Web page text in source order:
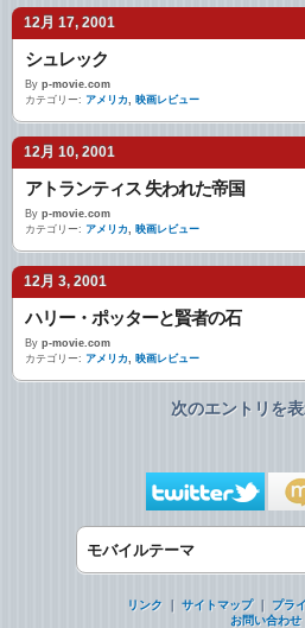
12月 17, 2001
シュレック
By p-movie.com
カテゴリー: アメリカ, 映画レビュー
12月 10, 2001
アトランティス 失われた帝国
By p-movie.com
カテゴリー: アメリカ, 映画レビュー
12月 3, 2001
ハリー・ポッターと賢者の石
By p-movie.com
カテゴリー: アメリカ, 映画レビュー
次のエントリを
モバイルテーマ
リンク ｜ サイトマップ｜ プラ
お問い合わせ